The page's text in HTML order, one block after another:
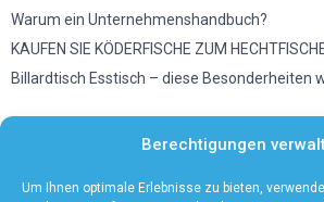
Berechtigungen
Um Ihnen optimale Erlebnisse zu bieten,
Warum ein Unternehmenshandbuch?
KAUFEN SIE KÖDERFISCHE ZUM
Billardtisch Esstisch – diese Besonderheiten
Vermeiden Sie diese Fehler, wenn Sie eine
Unsere Tipps zum Wandern mit Baby